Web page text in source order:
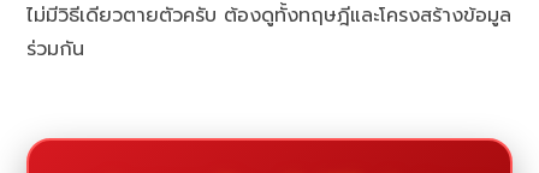
ไม่มีวิธีเดียวตายตัวครับ ต้องดูทั้งทฤษฎีและโครงสร้างข้อมูล
ร่วมกัน